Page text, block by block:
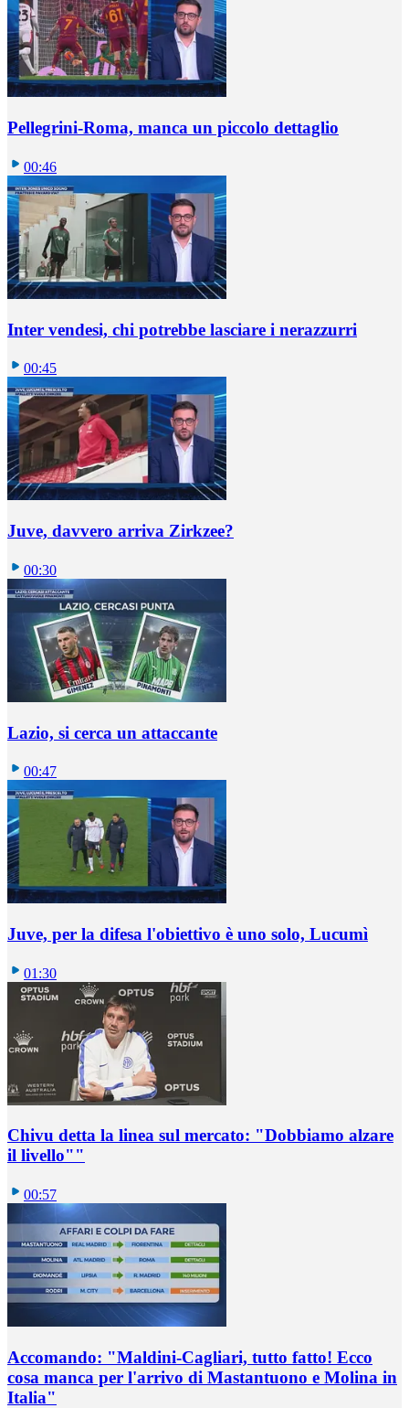
Pellegrini-Roma, manca un piccolo dettaglio
00:46
Inter vendesi, chi potrebbe lasciare i nerazzurri
00:45
Juve, davvero arriva Zirkzee?
00:30
Lazio, si cerca un attaccante
00:47
Juve, per la difesa l'obiettivo è uno solo, Lucumì
01:30
Chivu detta la linea sul mercato: "Dobbiamo alzare
il livello""
00:57
Accomando: "Maldini-Cagliari, tutto fatto! Ecco
cosa manca per l'arrivo di Mastantuono e Molina in
Italia"